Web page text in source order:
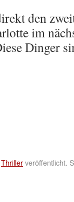
den
im
Dinger
Thrillerveröffentlicht.